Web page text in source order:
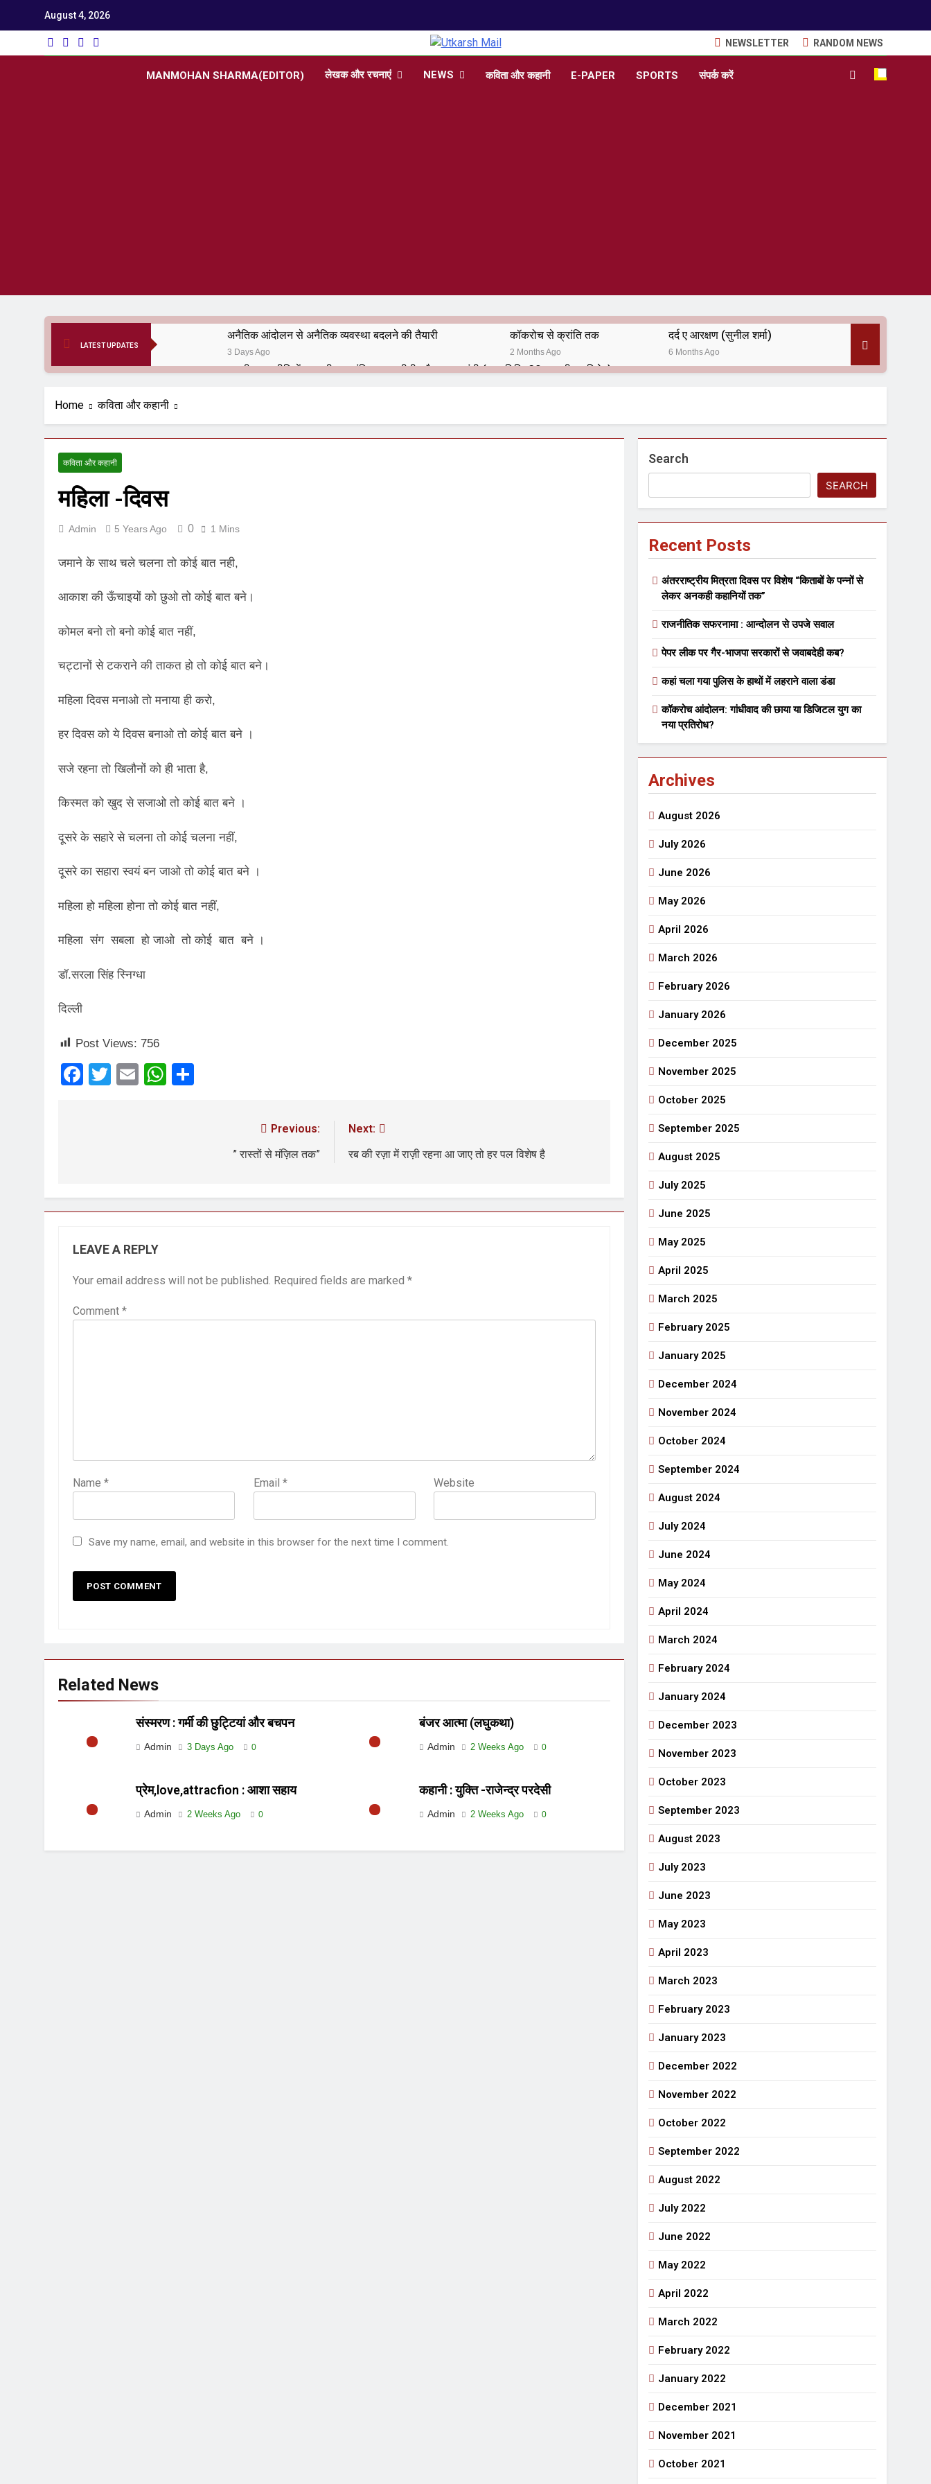
August 4, 2026
Utkarsh Mail
NEWSLETTER RANDOM NEWS
MANMOHAN SHARMA(EDITOR) लेखक और रचनाएं NEWS कविता और कहानी E-PAPER SPORTS संपर्क करें
LATEST UPDATES
अनैतिक आंदोलन से अनैतिक व्यवस्था बदलने की तैयारी
3 Days Ago
कॉकरोच से क्रांति तक
2 Months Ago
दर्द ए आरक्षण (सुनील शर्मा)
6 Months Ago
भारतीय राजनीति में आज भी प्रासांगिक एव अद्वीतीय है महात्मा गांधी (पुण्य तिथि-30 जनवरी पर विशेष)
हरियाणा सरकार के बाबा बंदा सिंह बहादुर की स्मृति में स्मारक निर्माण की दिशा में बढ़ते कदम
1 Year Ago
1 Year Ago
1 Year Ago
2 Years Ago
समाज सेवा मे तत्पर दानवीर परिवार
2 Years Ago
विश्व पुस्तक मेले (10-18 फरवरी) में अनुराधा प्रकाशन के स्टाल पर अपनी पुस्तक को प्रदर्शित/विमोचन हेतु संपर्क करें
3 Years Ago
3 Years Ago
3 Years Ago
3 Years Ago
3 Years Ago
श्री हनुमानजी का जन्म महोत्सव का भव्य आयोजन
राजनीतिक सफरनामा : आन्दोलन से उपजे सवाल
कहां चला गया पुलिस के हाथों में लहराने वाला डंडा
Home कविता और कहानी
कविता और कहानी
महिला -दिवस
Admin 5 Years Ago 0 1 Mins
जमाने के साथ चले चलना तो कोई बात नही,
आकाश की ऊँचाइयों को छुओ तो कोई बात बने।
कोमल बनो तो बनो कोई बात नहीं,
चट्टानों से टकराने की ताकत हो तो कोई बात बने।
महिला दिवस मनाओ तो मनाया ही करो,
हर दिवस को ये दिवस बनाओ तो कोई बात बने ।
सजे रहना तो खिलौनों को ही भाता है,
किस्मत को खुद से सजाओ तो कोई बात बने ।
दूसरे के सहारे से चलना तो कोई चलना नहीं,
दूसरे का सहारा स्वयं बन जाओ तो कोई बात बने ।
महिला हो महिला होना तो कोई बात नहीं,
महिला संग सबला हो जाओ तो कोई बात बने ।
डॉ.सरला सिंह स्निग्धा
दिल्ली
Post Views: 756
Facebook
Twitter
EmailWhatsApp
Previous:
” रास्तों से मंज़िल तक”
Next:
रब की रज़ा में राज़ी रहना आ जाए तो हर पल विशेष है
LEAVE A REPLY
Your email address will not be published. Required fields are marked *
Comment *
Name * Email * Website
Save my name, email, and website in this browser for the next time I comment.
Related News
संस्मरण : गर्मी की छुट्टियां और बचपन
Admin 3 Days Ago 0
बंजर आत्मा (लघुकथा)
Admin 2 Weeks Ago 0
प्रेम,love,attracfion : आशा सहाय
Admin 2 Weeks Ago 0
कहानी : युक्ति -राजेन्द्र परदेसी
Admin 2 Weeks Ago 0
Search
SEARCH
Recent Posts
अंतरराष्ट्रीय मित्रता दिवस पर विशेष “किताबों के पन्नों से
लेकर अनकही कहानियों तक”
राजनीतिक सफरनामा : आन्दोलन से उपजे सवाल
पेपर लीक पर गैर-भाजपा सरकारों से जवाबदेही कब?
कहां चला गया पुलिस के हाथों में लहराने वाला डंडा
कॉकरोच आंदोलन: गांधीवाद की छाया या डिजिटल युग का
नया प्रतिरोध?
Archives
August 2026
July 2026
June 2026
May 2026
April 2026
March 2026
February 2026
January 2026
December 2025
November 2025
October 2025
September 2025
August 2025
July 2025
June 2025
May 2025
April 2025
March 2025
February 2025
January 2025
December 2024
November 2024
October 2024
September 2024
August 2024
July 2024
June 2024
May 2024
April 2024
March 2024
February 2024
January 2024
December 2023
November 2023
October 2023
September 2023
August 2023
July 2023
June 2023
May 2023
April 2023
March 2023
February 2023
January 2023
December 2022
November 2022
October 2022
September 2022
August 2022
July 2022
June 2022
May 2022
April 2022
March 2022
February 2022
January 2022
December 2021
November 2021
October 2021